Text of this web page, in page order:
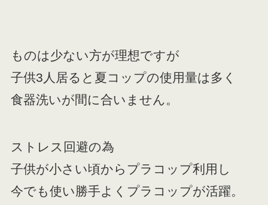
ものは少ない方が理想ですが
子供3人居ると夏コップの使用量は多く
食器洗いが間に合いません。
ストレス回避の為
子供が小さい頃からプラコップ利用し
今でも使い勝手よくプラコップが活躍。